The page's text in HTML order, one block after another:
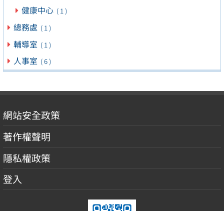
健康中心 ( 1 )
總務處 ( 1 )
輔導室 ( 1 )
人事室 ( 6 )
網站安全政策
著作權聲明
隱私權政策
登入